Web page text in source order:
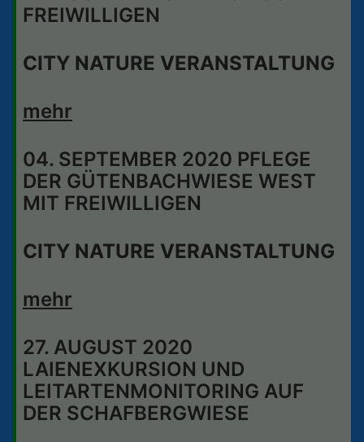
FREIWILLIGEN
CITY NATURE VERANSTALTUNG
mehr
04. SEPTEMBER 2020 PFLEGE
DER GÜTENBACHWIESE WEST
MIT FREIWILLIGEN
CITY NATURE VERANSTALTUNG
mehr
27. AUGUST 2020
LAIENEXKURSION UND
LEITARTENMONITORING AUF
DER SCHAFBERGWIESE